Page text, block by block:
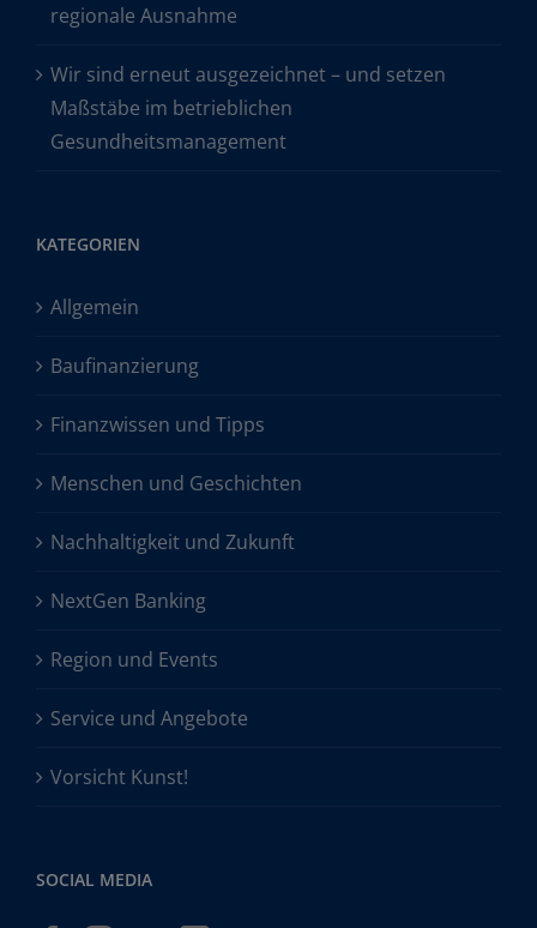
regionale Ausnahme
Wir sind erneut ausgezeichnet – und setzen
Maßstäbe im betrieblichen
Gesundheitsmanagement
KATEGORIEN
Allgemein
Baufinanzierung
Finanzwissen und Tipps
Menschen und Geschichten
Nachhaltigkeit und Zukunft
NextGen Banking
Region und Events
Service und Angebote
Vorsicht Kunst!
SOCIAL MEDIA